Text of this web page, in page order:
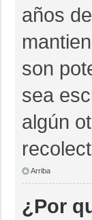
años
son
sea
algún
Arriba
¿Por